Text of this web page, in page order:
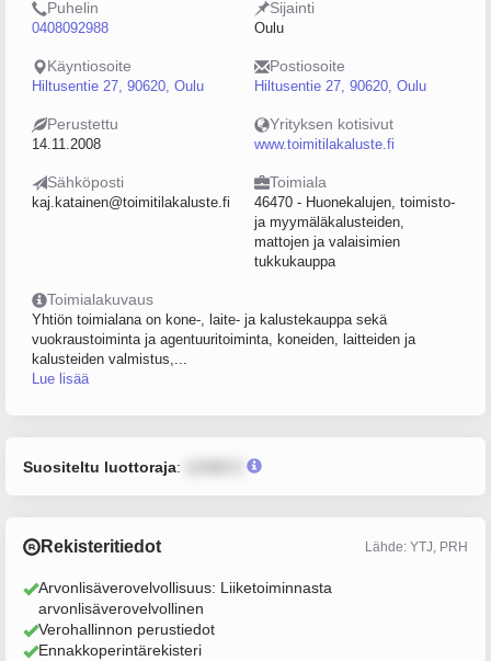
Puhelin
0408092988
Sijainti
Oulu
Käyntiosoite
Hiltusentie 27, 90620, Oulu
Postiosoite
Hiltusentie 27, 90620, Oulu
Perustettu
14.11.2008
Yrityksen kotisivut
www.toimitilakaluste.fi
Sähköposti
kaj.katainen@toimitilakaluste.fi
Toimiala
46470 - Huonekalujen, toimisto-
ja myymäläkalusteiden,
mattojen ja valaisimien
tukkukauppa
Toimialakuvaus
Yhtiön toimialana on kone-, laite- ja kalustekauppa sekä
vuokraustoiminta ja agentuuritoiminta, koneiden, laitteiden ja
kalusteiden valmistus,...
Lue lisää
Suositeltu luottoraja:
Rekisteritiedot Lähde: YTJ, PRH
Arvonlisäverovelvollisuus: Liiketoiminnasta
arvonlisäverovelvollinen
Verohallinnon perustiedot
Ennakkoperintärekisteri